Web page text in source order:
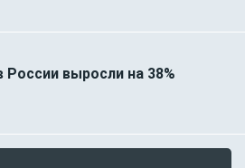
выросли на 38%